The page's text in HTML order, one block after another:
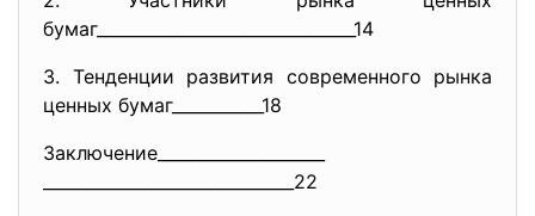
бумаг_________________________
______14
3. Тенденции развития современного рынка
ценных бумаг___________18
Заключение____________________
22